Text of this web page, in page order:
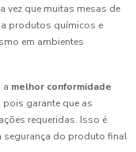
vez que muitas mesas de
produtos químicos e
em ambientes
a melhor conformidade
garante que as
requeridas. Isso é
segurança do produto final